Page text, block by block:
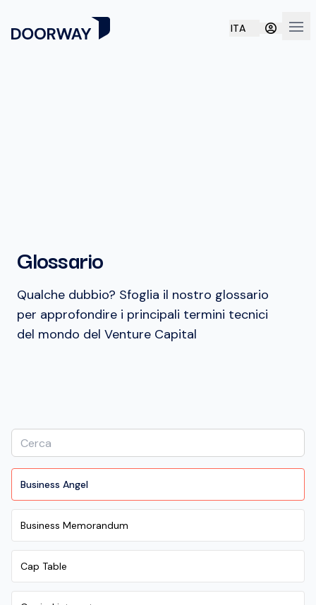
ITA
Glossario
Qualche dubbio? Sfoglia il nostro glossario
per approfondire i principali termini tecnici
del mondo del Venture Capital
Business Angel
Business Memorandum
Cap Table